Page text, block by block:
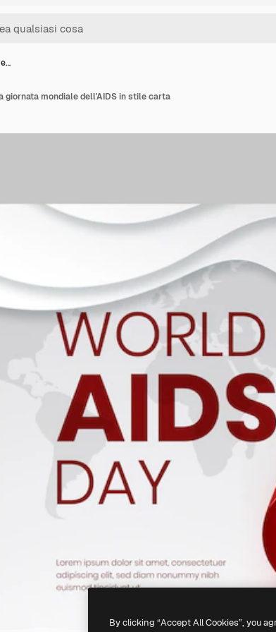
mondiale dell'AIDS in stile carta
By clicking “Accept All Cookies”, you